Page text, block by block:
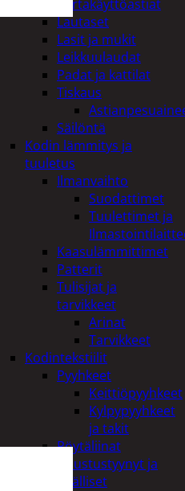
Kertakäyttöastiat
Lautaset
Lasit ja mukit
Leikkuulaudat
Padat ja kattilat
Tiskaus
Säilöntä
Kodin lämmitys ja
tuuletus
Ilmanvaihto
Suodattimet
Tuulettimet ja
Kaasulämmittimet
Patterit
Tulisijat ja
tarvikkeet
Arinat
Tarvikkeet
Kodintekstiilit
Pyyhkeet
Keittiöpyyhkeet
Kylpypyyhkeet
ja takit
Pöytäliinat
Sisustustyynyt ja
päälliset